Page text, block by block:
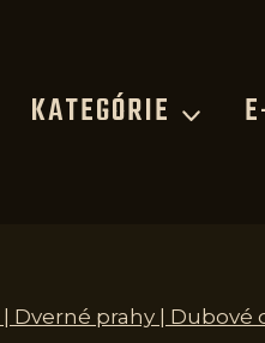
KATEGÓRIE
Dverné prahy | Dubové